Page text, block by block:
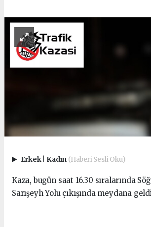
Erkek Kadın (Haberi Sesli Oku)
Kaza, bugün saat 16.30 sıralarında
Sarışeyh Yolu çıkışında meydana